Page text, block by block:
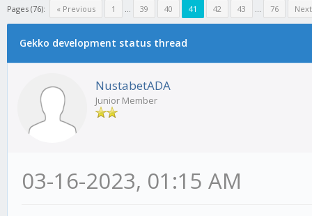
Pages (76): « Previous 1 ... 39 40 41 42 43 ... 76
Gekko development status thread
NustabetADA
Junior Member
03-16-2023, 01:15 AM